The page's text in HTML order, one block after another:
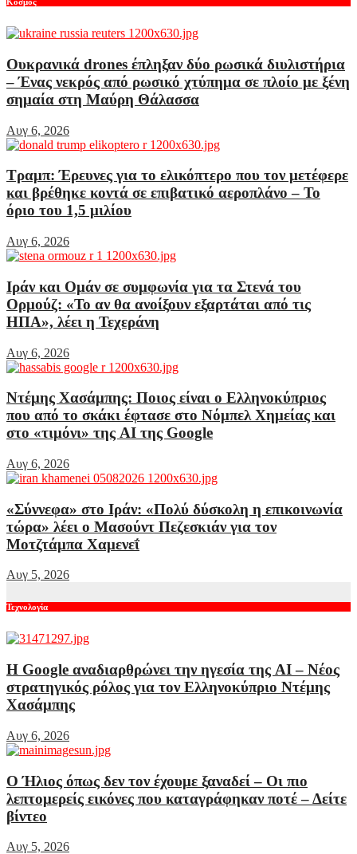
Ουκρανικά drones έπληξαν δύο ρωσικά διυλιστήρια
– Ένας νεκρός από ρωσικό χτύπημα σε πλοίο με ξένη
σημαία στη Μαύρη Θάλασσα
Αυγ 6, 2026
Τραμπ: Έρευνες για το ελικόπτερο που τον μετέφερε
και βρέθηκε κοντά σε επιβατικό αεροπλάνο – Το
όριο του 1,5 μιλίου
Αυγ 6, 2026
Ιράν και Ομάν σε συμφωνία για τα Στενά του
Ορμούζ: «Το αν θα ανοίξουν εξαρτάται από τις
ΗΠΑ», λέει η Τεχεράνη
Αυγ 6, 2026
Ντέμης Χασάμπης: Ποιος είναι ο Ελληνοκύπριος
που από το σκάκι έφτασε στο Νόμπελ Χημείας και
στο «τιμόνι» της AI της Google
Αυγ 6, 2026
«Σύννεφα» στο Ιράν: «Πολύ δύσκολη η επικοινωνία
τώρα» λέει ο Μασούντ Πεζεσκιάν για τον
Μοτζτάμπα Χαμενεΐ
Αυγ 5, 2026
Τεχνολογία
Η Google αναδιαρθρώνει την ηγεσία της AI – Νέος
στρατηγικός ρόλος για τον Ελληνοκύπριο Ντέμης
Χασάμπης
Αυγ 6, 2026
Ο Ήλιος όπως δεν τον έχουμε ξαναδεί – Οι πιο
λεπτομερείς εικόνες που καταγράφηκαν ποτέ – Δείτε
βίντεο
Αυγ 5, 2026